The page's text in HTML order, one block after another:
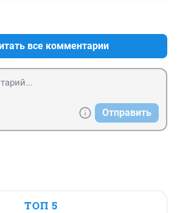
все комментарии
Отправить
ТОП 5